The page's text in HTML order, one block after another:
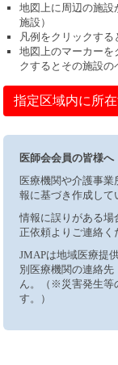
地図上に周辺の施設
施設）
凡例をクリックする
地図上のマーカーを
クするとその施設の
指定区域内に所
医師会会員の皆様へ
医療機関や介護事
報に基づき作成して
情報に誤りがある
正依頼よりご連絡く
JMAPは地域医療提
別医療機関の連絡
ん。（※災害発生等
す。）